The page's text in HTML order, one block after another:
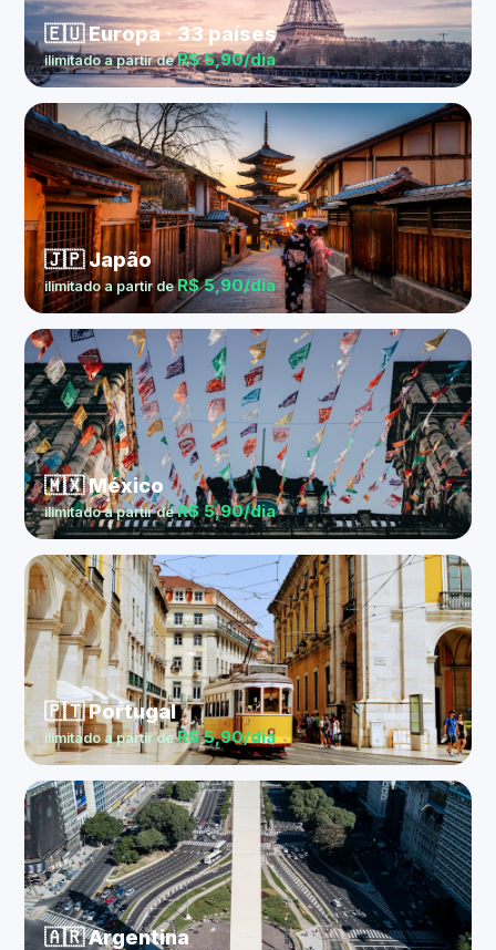
🇪🇺 Europa · 33 países
ilimitado a partir deR$ 5,90/dia
🇯🇵 Japão
ilimitado a partir deR$ 5,90/dia
🇲🇽 México
ilimitado a partir deR$ 5,90/dia
🇵🇹 Portugal
ilimitado a partir deR$ 5,90/dia
🇦🇷 Argentina